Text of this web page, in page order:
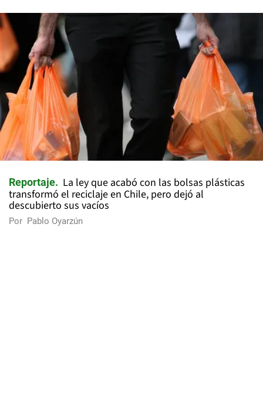
Reportaje
La ley que acabó con las bolsas plásticas
transformó el reciclaje en Chile, pero dejó al
descubierto sus vacíos
Por Pablo Oyarzún